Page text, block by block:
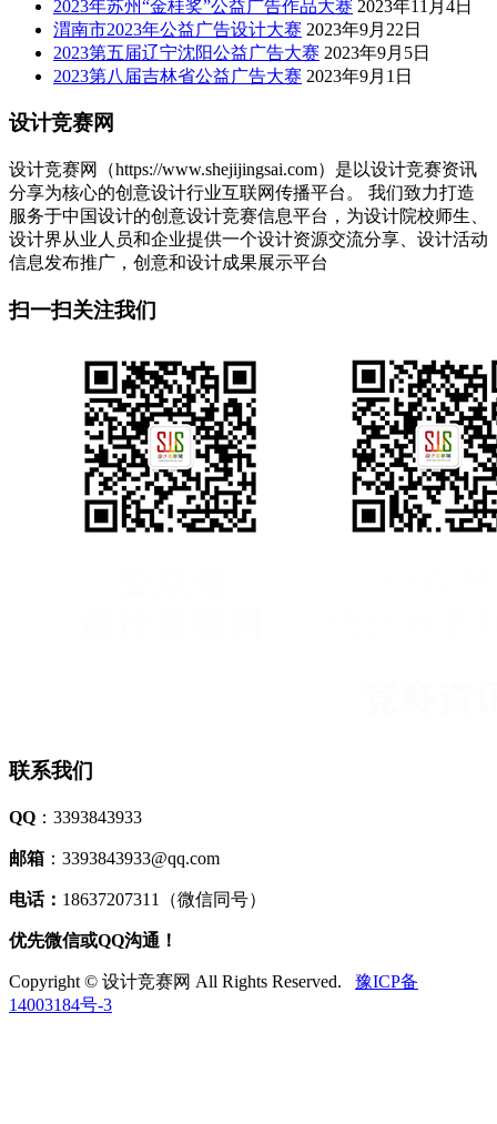
2023年苏州“金桂奖”公益广告作品大赛 2023年11月4日
渭南市2023年公益广告设计大赛 2023年9月22日
2023第五届辽宁沈阳公益广告大赛 2023年9月5日
2023第八届吉林省公益广告大赛 2023年9月1日
设计竞赛网
设计竞赛网（https://www.shejijingsai.com）是以设计竞赛资讯
分享为核心的创意设计行业互联网传播平台。 我们致力打造
服务于中国设计的创意设计竞赛信息平台，为设计院校师生、
设计界从业人员和企业提供一个设计资源交流分享、设计活动
信息发布推广，创意和设计成果展示平台
扫一扫关注我们
联系我们
QQ ：3393843933
邮箱 ：3393843933@qq.com
电话： 18637207311（微信同号）
优先微信或QQ沟通！
Copyright © 设计竞赛网 All Rights Reserved.
豫ICP备
14003184号-3